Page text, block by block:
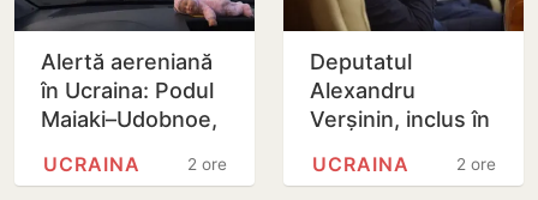
Alertă aereniană
în Ucraina: Podul
Maiaki–Udobnoe,
2 ore
UCRAINA
Deputatul
Alexandru
Verșinin, inclus în
‘Mirotvoreț’
2 ore
UCRAINA